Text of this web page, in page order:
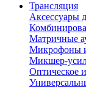
Трансляция
Аксессуары
Матричные
Микрофоны
Микшер-
Оптическое